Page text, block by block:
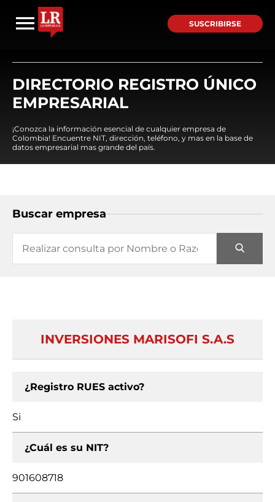
SUSCRIBIRSE
DIRECTORIO REGISTRO ÚNICO
EMPRESARIAL
¡Conozca la información esencial de cualquier empresa de
Colombia! Encuentre NIT, dirección, teléfono, y mas en la base de
datos empresarial mas grande del país.
Buscar empresa
INVERSIONES MARISOFI S.A.S
¿Registro RUES activo?
Si
¿Cuál es su NIT?
901608718